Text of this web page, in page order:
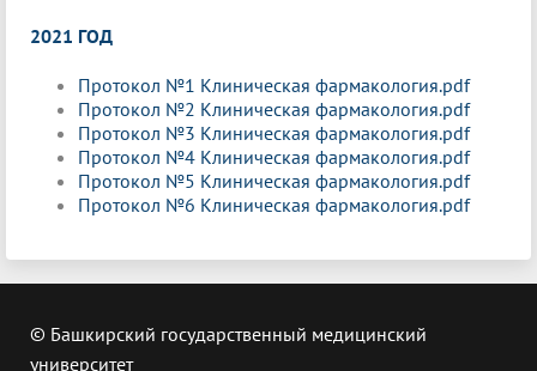
2021 ГОД
Протокол №1 Клиническая фармакология.pdf
Протокол №2 Клиническая фармакология.pdf
Протокол №3 Клиническая фармакология.pdf
Протокол №4 Клиническая фармакология.pdf
Протокол №5 Клиническая фармакология.pdf
Протокол №6 Клиническая фармакология.pdf
© Башкирский государственный медицинский
университет